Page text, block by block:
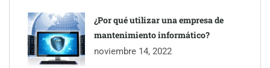
Eagle Waterproofing recomienda revisar la
impermeabilización de las viviendas antes de las vacaciones
¿Por qué utilizar una empresa de
mantenimiento informático?
noviembre 14, 2022